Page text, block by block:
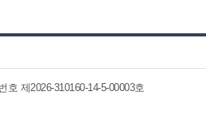
제2026-310160-14-5-00003호